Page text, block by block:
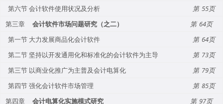
第六节 会计软件使用状况及分析
55
第三章
会计软件市场问题研究（之二）
64
第一节 大力发展商品化会计软件
64
第二节 坚持以开发通用化和标准化的会计软件为主导
73
第三节 以商业化推广为主普及会计电算化
79
第四节 强化会计软件市场管理
85
第四章
会计电算化实施模式研究
97